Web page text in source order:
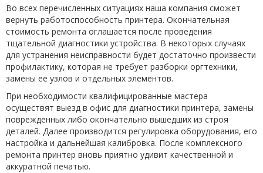
Во всех перечисленных ситуациях наша компания сможет
вернуть работоспособность принтера. Окончательная
стоимость ремонта оглашается после проведения
тщательной диагностики устройства. В некоторых случаях
для устранения неисправности будет достаточно произвести
профилактику, которая не требует разборки оргтехники,
замены ее узлов и отдельных элементов.
При необходимости квалифицированные мастера
осуществят выезд в офис для диагностики принтера, замены
поврежденных либо окончательно вышедших из строя
деталей. Далее производится регулировка оборудования, его
настройка и дальнейшая калибровка. После комплексного
ремонта принтер вновь приятно удивит качественной и
аккуратной печатью.